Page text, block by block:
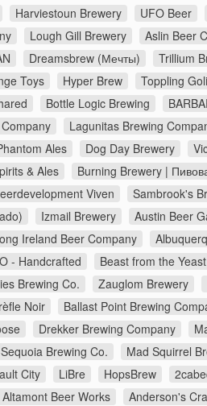
Harviestoun Brewery UFO Beer
Lough Gill Brewery Aslin Beer
Dreamsbrew (Мечты) Trillium
Toys Hyper Brew Toppling
Bottle Logic Brewing
Lagunitas Brewing
Ales Dog Day Brewery
& Ales Burning Brewery |
Viven Sambrook's
Izmail Brewery Austin Beer
Ireland Beer Company
- Handcrafted Beast from the Yeast
Brewing Co. Zauglom Brewery
Noir Ballast Point Brewing
Drekker Brewing Company
Brewing Co. Mad Squirrel
City LiBre HopsBrew
Altamont Beer Works Anderson's